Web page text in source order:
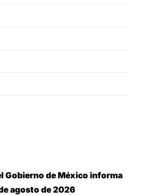
Gobierno de México informa
agosto de 2026